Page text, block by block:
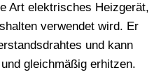
Art elektrisches Heizgerät,
verwendet wird. Er
und kann
gleichmäßig erhitzen.